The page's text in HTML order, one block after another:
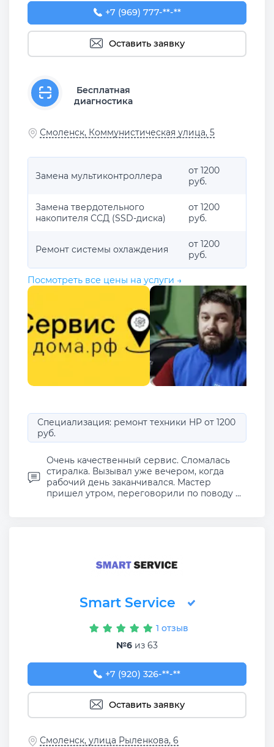
+7 (969) 777-50-55
+7 (969) 777-**-**
Оставить заявку
Бесплатная
диагностика
Смоленск, Коммунистическая улица, 5
Замена мультиконтроллера
от 1200
руб.
Замена твердотельного
накопителя ССД (SSD-диска)
от 1200
руб.
Ремонт системы охлаждения
от 1200
руб.
Посмотреть все цены на услуги →
Специализация: ремонт техники HP от 1200
руб.
Очень качественный сервис. Сломалась
стиралка. Вызывал уже вечером, когда
рабочий день заканчивался. Мастер
пришел утром, переговорили по поводу ...
Smart Service
1 отзыв
№6 из 63
+7 (920) 326-83-99
+7 (920) 326-**-**
Оставить заявку
Смоленск, улица Рыленкова, 6